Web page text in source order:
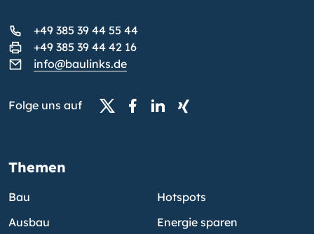
+49 385 39 44 55 44
+49 385 39 44 42 16
info@baulinks.de
Folge uns auf
Themen
Bau
Ausbau
Hotspots
Energie sparen